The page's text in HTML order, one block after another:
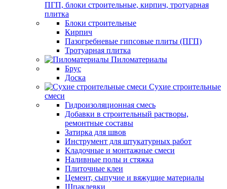
ПГП, блоки строительные, кирпич, тротуарная
плитка
Блоки строительные
Кирпич
Пазогребневые гипсовые плиты (ПГП)
Тротуарная плитка
Пиломатериалы
Брус
Доска
Сухие строительные
смеси
Гидроизоляционная смесь
Добавки в строительный растворы,
ремонтные составы
Затирка для швов
Инструмент для штукатурных работ
Кладочные и монтажные смеси
Наливные полы и стяжка
Плиточные клеи
Цемент, сыпучие и вяжущие материалы
Шпаклевки